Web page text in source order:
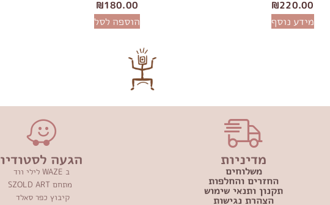
₪220.00
מידע נוסף
₪180.00
הוספה לסל
מדיניות
משלוחים
החזרים והחלפות
תקנון ותנאי שימוש
הצהרת נגישות
הגעה לסטודיו
ב WAZE לילי ווד
מתחם SZOLD ART
קיבוץ כפר סאלד